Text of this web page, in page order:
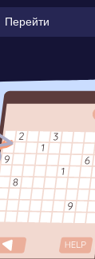
Перейти